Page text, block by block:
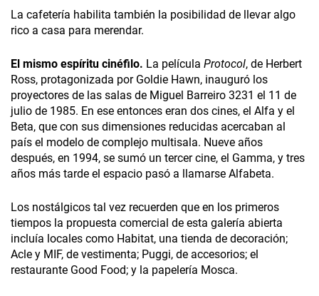
La cafetería habilita también la posibilidad de llevar algo
rico a casa para merendar.
El mismo espíritu cinéfilo. La película Protocol, de Herbert
Ross, protagonizada por Goldie Hawn, inauguró los
proyectores de las salas de Miguel Barreiro 3231 el 11 de
julio de 1985. En ese entonces eran dos cines, el Alfa y el
Beta, que con sus dimensiones reducidas acercaban al
país el modelo de complejo multisala. Nueve años
después, en 1994, se sumó un tercer cine, el Gamma, y tres
años más tarde el espacio pasó a llamarse Alfabeta.
Los nostálgicos tal vez recuerden que en los primeros
tiempos la propuesta comercial de esta galería abierta
incluía locales como Habitat, una tienda de decoración;
Acle y MIF, de vestimenta; Puggi, de accesorios; el
restaurante Good Food; y la papelería Mosca.